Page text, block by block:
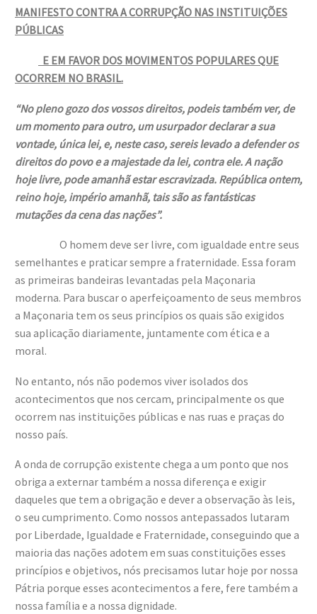
MANIFESTO CONTRA A CORRUPÇÃO NAS INSTITUIÇÕES
PÚBLICAS
E EM FAVOR DOS MOVIMENTOS POPULARES QUE
OCORREM NO BRASIL.
“No pleno gozo dos vossos direitos, podeis também ver, de
um momento para outro, um usurpador declarar a sua
vontade, única lei, e, neste caso, sereis levado a defender os
direitos do povo e a majestade da lei, contra ele. A nação
hoje livre, pode amanhã estar escravizada. República ontem,
reino hoje, império amanhã, tais são as fantásticas
mutações da cena das nações”.
O homem deve ser livre, com igualdade entre seus
semelhantes e praticar sempre a fraternidade. Essa foram
as primeiras bandeiras levantadas pela Maçonaria
moderna. Para buscar o aperfeiçoamento de seus membros
a Maçonaria tem os seus princípios os quais são exigidos
sua aplicação diariamente, juntamente com ética e a
moral.
No entanto, nós não podemos viver isolados dos
acontecimentos que nos cercam, principalmente os que
ocorrem nas instituições públicas e nas ruas e praças do
nosso país.
A onda de corrupção existente chega a um ponto que nos
obriga a externar também a nossa diferença e exigir
daqueles que tem a obrigação e dever a observação às leis,
o seu cumprimento. Como nossos antepassados lutaram
por Liberdade, Igualdade e Fraternidade, conseguindo que a
maioria das nações adotem em suas constituições esses
princípios e objetivos, nós precisamos lutar hoje por nossa
Pátria porque esses acontecimentos a fere, fere também a
nossa família e a nossa dignidade.